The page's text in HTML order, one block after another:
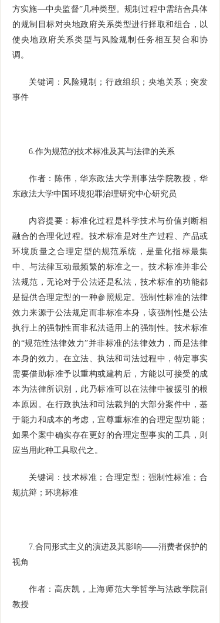
方实施—中央监督”几种类型。规制过程中需结合具体
的规制目标对央地政府关系类型进行择取和组合，以
使央地政府关系类型与风险规制任务相互契合和协
调。
关键词：风险规制；行政组织；央地关系；突发
事件
6.作为规范的技术标准及其与法律的关系
作者：陈伟，华东政法大学刑事法学院教授，华
东政法大学中国环境犯罪治理研究中心研究员
内容提要：标准化过程是科学技术与价值判断相
融合的合理化过程。技术标准是对生产过程、产品或
环境质量之合理定型的规范系统，是量化指标最集
中、与法律互动最频繁的标准之一。技术标准并非公
法规范，无论对于公法还是私法，技术标准的功能都
是提供合理定型的一种参照规定。强制性标准的法律
效力来源于公法规定而非标准本身，该强制性是公法
执行上的强制性而非私法适用上的强制性。技术标准
的“规范性法律效力”并非标准的法律效力，而是法律
本身的效力。在立法、执法和司法过程中，特定事实
需要借助标准予以重构或建构后，方能以可接受的成
本为法律所识别，此乃标准可以在法律中被援引的根
本原因。在行政执法和司法裁判的大部分案件中，基
于能力和成本的考虑，宜尊重标准的合理定型功能；
如果个案中确实存在更好的合理定型事实的工具，则
应当用此种工具取代之。
关键词：技术标准；合理定型；强制性标准；合
规抗辩；环境标准
7.合同形式主义的演进及其影响——消费者保护的
视角
作者：高庆凯，上海师范大学哲学与法政学院副
教授